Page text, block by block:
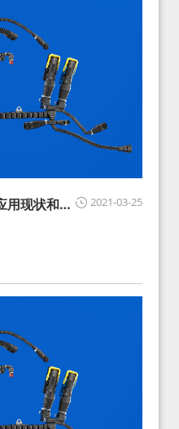
2021-03-25
用现状和展